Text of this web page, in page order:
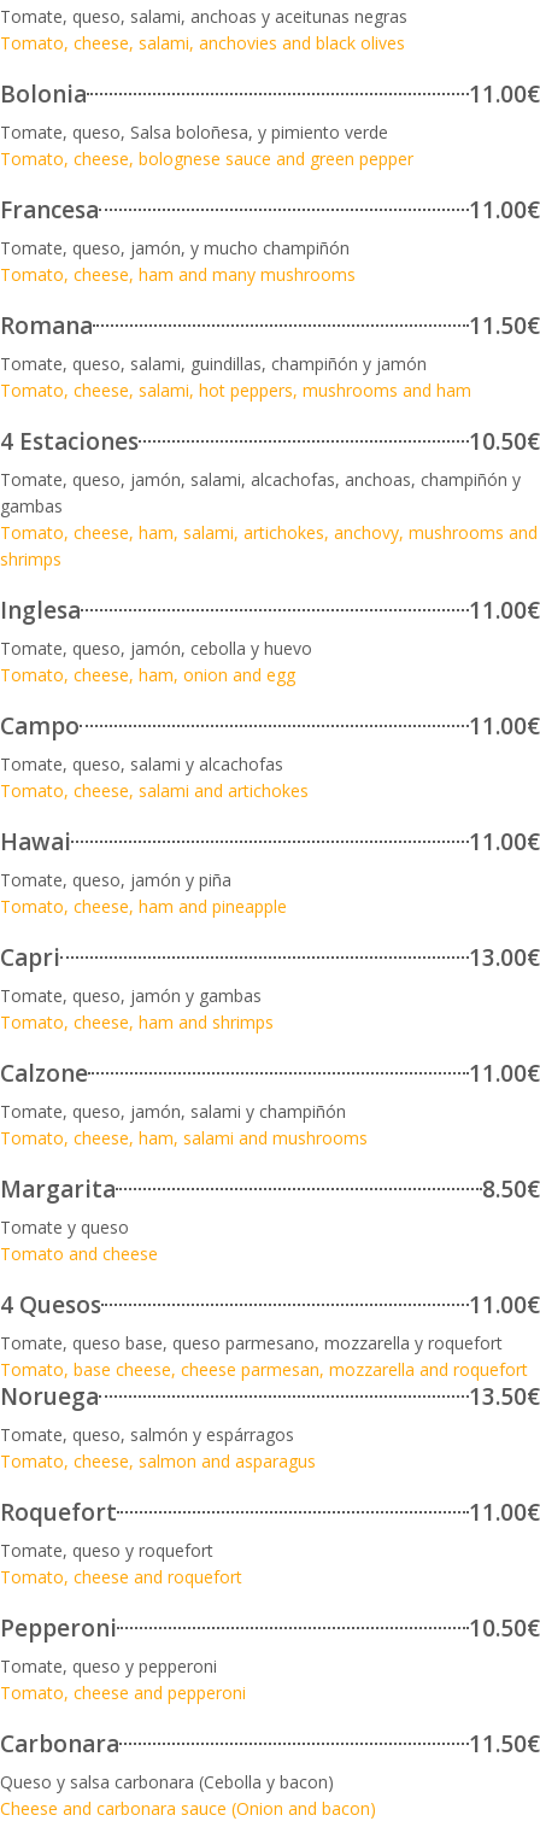
Tomate, queso, salami, anchoas y aceitunas negras
Tomato, cheese, salami, anchovies and black olives
Bolonia 11.00€
Tomate, queso, Salsa boloñesa, y pimiento verde
Tomato, cheese, bolognese sauce and green pepper
Francesa 11.00€
Tomate, queso, jamón, y mucho champiñón
Tomato, cheese, ham and many mushrooms
Romana 11.50€
Tomate, queso, salami, guindillas, champiñón y jamón
Tomato, cheese, salami, hot peppers, mushrooms and ham
4 Estaciones 10.50€
Tomate, queso, jamón, salami, alcachofas, anchoas, champiñón y
gambas
Tomato, cheese, ham, salami, artichokes, anchovy, mushrooms and
shrimps
Inglesa 11.00€
Tomate, queso, jamón, cebolla y huevo
Tomato, cheese, ham, onion and egg
Campo 11.00€
Tomate, queso, salami y alcachofas
Tomato, cheese, salami and artichokes
Hawai 11.00€
Tomate, queso, jamón y piña
Tomato, cheese, ham and pineapple
Capri 13.00€
Tomate, queso, jamón y gambas
Tomato, cheese, ham and shrimps
Calzone 11.00€
Tomate, queso, jamón, salami y champiñón
Tomato, cheese, ham, salami and mushrooms
Margarita 8.50€
Tomate y queso
Tomato and cheese
4 Quesos 11.00€
Tomate, queso base, queso parmesano, mozzarella y roquefort
Tomato, base cheese, cheese parmesan, mozzarella and roquefort
Noruega 13.50€
Tomate, queso, salmón y espárragos
Tomato, cheese, salmon and asparagus
Roquefort 11.00€
Tomate, queso y roquefort
Tomato, cheese and roquefort
Pepperoni 10.50€
Tomate, queso y pepperoni
Tomato, cheese and pepperoni
Carbonara 11.50€
Queso y salsa carbonara (Cebolla y bacon)
Cheese and carbonara sauce (Onion and bacon)